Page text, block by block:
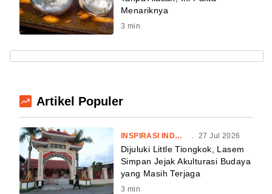
Menariknya
3 min
Artikel Populer
INSPIRASI INDONESIA . 27 Jul 2026
Dijuluki Little Tiongkok, Lasem
Simpan Jejak Akulturasi Budaya
yang Masih Terjaga
3 min